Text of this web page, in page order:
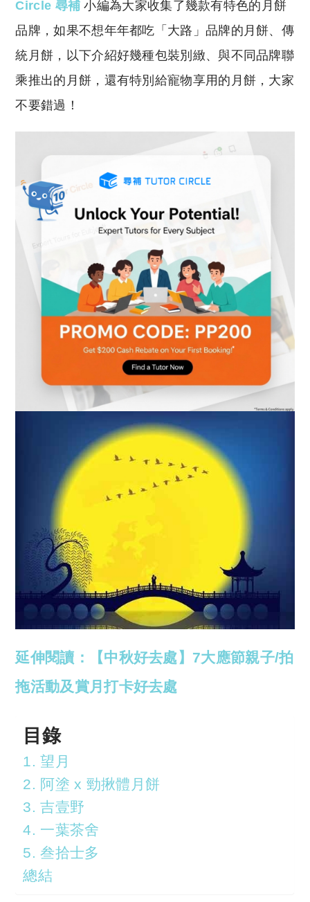
Li
n
k
A
p
p
Circle 尋補 小編為大家收集了幾款有特色的月餅
品牌，如果不想年年都吃「大路」品牌的月餅、傳
統月餅，以下介紹好幾種包裝別緻、與不同品牌聯
乘推出的月餅，還有特別給寵物享用的月餅，大家
不要錯過！
延伸閱讀：【中秋好去處】7大應節親子/拍
拖活動及賞月打卡好去處
目錄
1. 望月
2. 阿塗 x 勁揪體月餅
3. 吉壹野
4. 一葉茶舍
5. 叁拾士多
總結